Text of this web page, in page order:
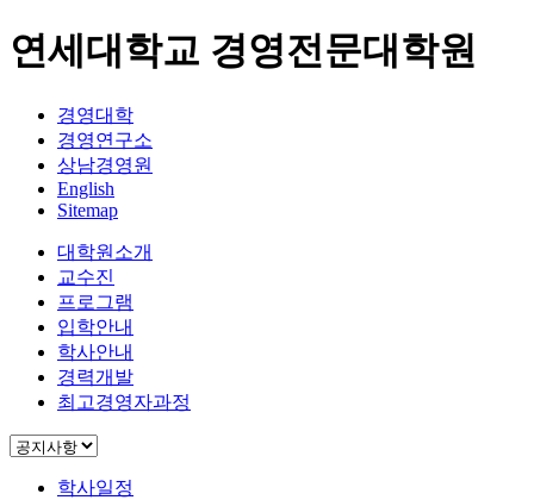
연세대학교 경영전문대학원
경영대학
경영연구소
상남경영원
English
Sitemap
대학원소개
교수진
프로그램
입학안내
학사안내
경력개발
최고경영자과정
학사일정